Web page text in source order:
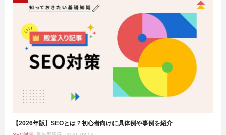
【2026年版】SEOとは？初心者向けに具体例や事例を紹介